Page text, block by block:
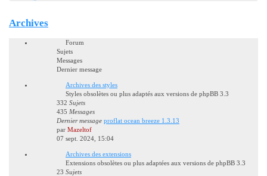
Archives
Forum
Sujets
Messages
Dernier message
Archives des styles
Styles obsolètes ou plus adaptés aux versions de phpBB 3.3
332 Sujets
435 Messages
Dernier message proflat ocean breeze 1.3.13
par Mazeltof
07 sept. 2024, 15:04
Archives des extensions
Extensions obsolètes ou plus adaptées aux versions de phpBB 3.3
23 Sujets